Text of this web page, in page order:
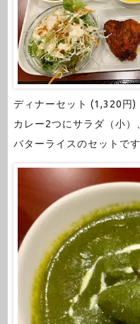
ディナーセット (1,320円)
カレー2つにサラダ（小
バターライスのセットです